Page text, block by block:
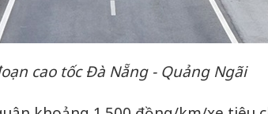
cao tốc Đà Nẵng - Quảng Ngãi